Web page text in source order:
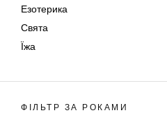
Езотерика
Свята
Їжа
ФІЛЬТР ЗА РОКАМИ